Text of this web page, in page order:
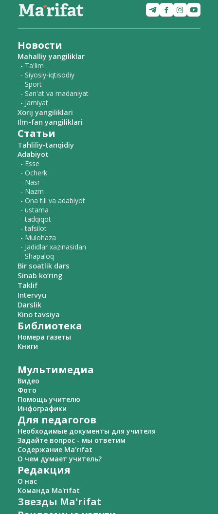
Новости
Mahalliy yangiliklar
- Ta'lim
- Siyosiy-iqtisodiy
- Sport
- San'at va madaniyat
- Jamiyat
Xorij yangiliklari
Ilm-fan yangiliklari
Статьи
Tahliliy-tanqidiy
Adabiyot
- Esse
- Ocherk
- Nasr
- Nazm
- Ona tili va adabiyot
- ustama
- tadqiqot
- tafsilot
- Mulohaza
- Jadidlar xazinasidan
- Shapaloq
Bir soatlik dars
Sinab ko‘ring
Taklif
Intervyu
Darslik
Kino tavsiya
Библиотека
Номера газеты
Книги
Мультимедиа
Видео
Фото
Помощь учителю
Инфографики
Для педагогов
Необходимые документы для учителя
Задайте вопрос - мы ответим
Содержание Ma'rifat
О чем думает учитель?
Редакция
О нас
Команда Ma'rifat
Звезды Ma'rifat